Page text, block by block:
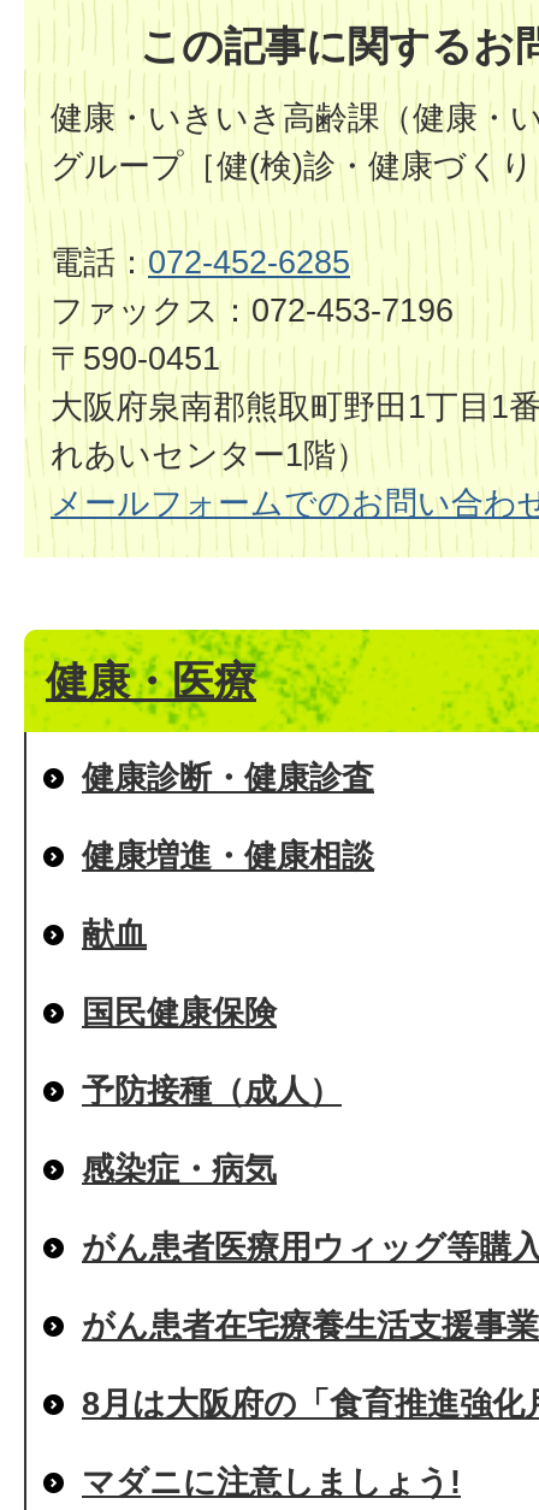
この記事に関するお
健康・いきいき高齢課（健康・
グループ［健(検)診・健康づく
電話：072-452-6285
ファックス：072-453-7196
〒590-0451
大阪府泉南郡熊取町野田1丁目1
れあいセンター1階）
メールフォームでのお問い合わ
健康・医療
健康診断・健康診査
健康増進・健康相談
献血
国民健康保険
予防接種（成人）
感染症・病気
がん患者医療用ウィッグ等購
がん患者在宅療養生活支援事業
8月は大阪府の「食育推進強化
マダニに注意しましょう!